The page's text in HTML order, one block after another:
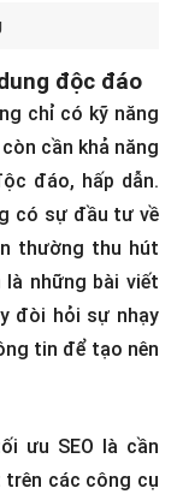
độc đáo
chỉ có kỹ năng
cần khả năng
đáo, hấp dẫn.
có sự đầu tư về
thường thu hút
những bài viết
đòi hỏi sự nhạy
tin để tạo nên
ưu SEO là cần
các công cụ